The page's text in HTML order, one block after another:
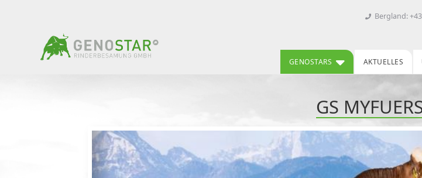
Bergland:
GENOSTARS AKTUELLES
GS